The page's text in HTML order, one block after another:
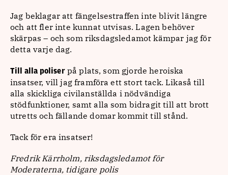
Jag beklagar att fängelsestraffen inte blivit längre
och att fler inte kunnat utvisas. Lagen behöver
skärpas – och som riksdagsledamot kämpar jag för
detta varje dag.
Till alla poliserpå plats, som gjorde heroiska
insatser, vill jag framföra ett stort tack. Likaså till
alla skickliga civilanställda i nödvändiga
stödfunktioner, samt alla som bidragit till att brott
utretts och fällande domar kommit till stånd.
Tack för era insatser!
Fredrik Kärrholm, riksdagsledamot för
Moderaterna, tidigare polis